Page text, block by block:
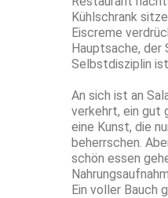
Kühlschrank
Eiscreme
Hauptsache, der
Selbstdisziplin
An sich ist an
verkehrt, ein gut
eine Kunst, die
beherrschen.
schön essen
Ein voller Bauch